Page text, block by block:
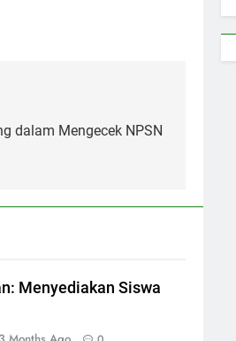
dalam Mengecek NPSN
Menyediakan Siswa